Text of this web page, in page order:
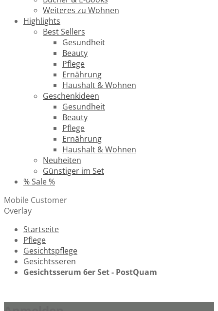
Weiteres zu Wohnen
Highlights
Best Sellers
Gesundheit
Beauty
Pflege
Ernährung
Haushalt & Wohnen
Geschenkideen
Gesundheit
Beauty
Pflege
Ernährung
Haushalt & Wohnen
Neuheiten
Günstiger im Set
% Sale %
Mobile Customer
Overlay
Startseite
Pflege
Gesichtspflege
Gesichtsseren
Gesichtsserum 6er Set - PostQuam